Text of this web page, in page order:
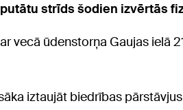
strīds šodien izvērtās
vecā ūdenstorņa Gaujas ielā
iztaujāt biedrības